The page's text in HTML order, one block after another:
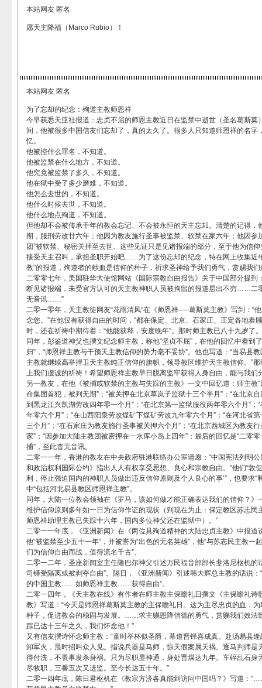
本站网友 匿名
愿天主降福（Marco Rubio）！
本站网友 匿名
为了忘却的纪念：殉道主教师恩祥
今早获悉天亚社报道：忠贞不屈的师恩主教近日在监禁中逝世（圣名葛斯莫
间，他被很多中国信友们忘却了，真的太久了。很多人只知道师恩祥的名字
忆。
他被控什么罪名，不知道。
他被监禁在什么地方，不知道。
他究竟被监禁了多久，不知道。
他在狱中受了多少磨难，不知道。
他怎么去世的，不知道。
他什么时候去世，不知道。
他什么地点殉道，不知道。
但他却不会被传承千年的教会忘记、不会被永恒的天主忘却。清楚的记得，
期，服刑劳改廿六年；他因为教友施行圣事被监禁、软禁在家六年；他因参
团”被软禁、秘密关押至去世。这些见证只是见诸报端的部分，至于他为信
接受天主召叫，承担圣职开始吧……为了这份忘却的纪念，特在网上收集近
教”的报道，殉道者的献血是信仰的种子，祈求圣神给予我们勇气，赏赐我
二零零七年，美国驻华大使馆网站《国际宗教自由报告》关于中国部分提到
断见诸报端，未受官方认可的天主教神职人员被拘留的报道层出不穷……二
无音讯……”
二零一零年，天主教徒网友“花雨清风”在《师恩祥──葛斯莫主教》写到：“
念您。”在他仅有获得自由的时间，“都在保定、北京、石家庄、正定各地看
时，还在祈祷中期待着：“他能获释，安度晚年”。那时师主教已八十九岁了。
同年，彭鉴道神父也撰文纪念师主教，称他“坚贞不屈”，在他的回忆中看到
归”，“师恩祥主教与干预天主教信仰的势力毫不妥协”。他也写道：“当易县
主教就继续高举捍卫天主教纯正信仰的旗帜，领导教区维护天主教信仰。”
上我们虔诚的祈祷！希望师恩祥主教早日脱离监牢获得人身自由，能与我们
另一教友，在他《被捕或软禁的主教与失踪的主教》一文中回忆道：师主教
命集团首犯，被判无期”；“被关押在北京草岚子监狱十三个半月”；“在北京
到黑龙江兴凯湖劳改四年零一个月”；“在北京第一监狱服役两年零六个月”；
年零六个月”；“在山西阳泉劳改煤矿下煤矿劳改九年零六个月”；“在河北省
三个月”；“在石家庄为教友施行圣事被关押六个月”；“在北京西城区为教友
家”；“因参加大陆主教团被密押在一水库小岛上四年”；最后的回忆是“二零
捕”，至此杳无音讯。
二零一一年，香港的教友在中央政府驻港联络办公室请愿：“中国宪法列明
和政治权利国际公约》指出人人有权享受思想、良心和宗教自由。”他们“敦
利，停止强迫国内的神职人员做出违反信仰原则及个人良心的事’”，也要求“
中“包括河北易县教区师恩祥主教”。
同年，大陆一位教会领袖在《罗马，该如何做才能正确表达我们的信仰？》
维护信仰原则多年如一日为信仰作证的现状（到现在为止：保定教区苏志民
师恩祥助理主教已失踪十六年，国内多位神父还在监狱中）。”
二零一一年底，《亚洲新闻》在《两位具殉道精神的大陆忠贞主教》中报道
他“被监禁至少五十一年”，并被誉为“出色的无名英雄”，他“与苏志民主教一
们为信仰自由而战，值得流名千古”。
二零一二年，圣座新闻室主任隆巴尔神父引述万民福音部部长斐洛尼枢机的
司铎受隔离或被剥夺自由”。隔日，《亚洲新闻》引述韩大辉总主教的话说
的中国主教……如师恩祥主教……获得自由”。
二零一四年，《天主教在线》有作者在师主教主保瞻礼日撰文《主保瞻礼
教》写道：“今天是师恩祥葛斯莫主教的主保瞻礼日。这为主尽忠贞的血，
种子，促进教会的稳固与发展。……求主赐恩降信德的勇气，赏赐我们效法
踪已达十三年之久，我们怀念他！”
又有信友撰诗怀念师主教：“童时举杯似圣爵，幕道晋铎喜成真。赴汤易县
卸军火，晨时招叫众人见。指说兵器是马师，惊天假案属天祸。逐马判师是
得付洗，不畏事发杀身祸。只为尽职显神通，身处晋煤达九年。车碎乱石身
尽牧职，三番五次又进监。至今长达五十年。”
二零一四年底，陈日君枢机在《教宗方济各真能到访问中国吗？》写道：